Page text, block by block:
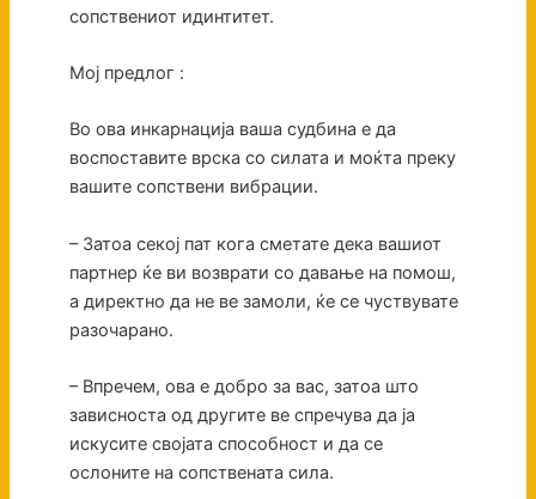
сопствениот идинтитет.
Мој предлог :
Во ова инкарнација ваша судбина е да
воспоставите врска со силата и моќта преку
вашите сопствени вибрации.
– Затоа секој пат кога сметате дека вашиот
партнер ќе ви возврати со давање на помош,
а директно да не ве замоли, ќе се чуствувате
разочарано.
– Впречем, ова е добро за вас, затоа што
зависноста од другите ве спречува да ја
искусите својата способност и да се
ослоните на сопствената сила.